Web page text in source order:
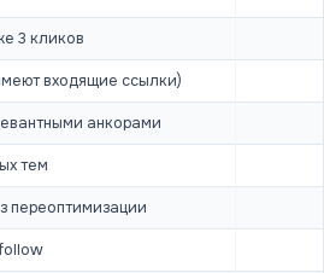
3 кликов
входящие ссылки)
анкорами
тем
переоптимизации